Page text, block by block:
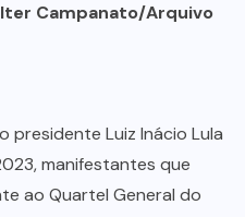
Campanato/Arquivo
presidente Luiz Inácio Lula
manifestantes que
ao Quartel General do